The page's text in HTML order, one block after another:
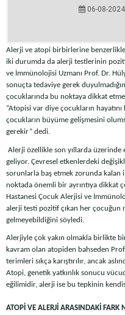
06-08-2024
Alerji ve atopi birbirlerine
iki durumda da alerji testlerinin
ve İmmünolojisi Uzmanı Prof. Dr.
sonuçta tedaviye gerek
çocuklarında bu noktaya dikkat
“Atopisi var diye çocukların hayatını
çocukların büyüme gelişmesini
gerekir” dedi.
Alerji özellikle son yıllarda üzerinde
geliyor. Çevresel etkenlerdeki
sorunlarla baş etmek zorunda kalan
noktada önemli bir ayrıntıya dikkat
Hastanesi Çocuk Alerjisi ve
alerji testi pozitif çıkan her çocuğun
gelmeyebildiğini söyledi.
Alerjiyle çok yakın olmakla birlikte
kavram olan atopiden bahseden
terimleri sıkça karıştırılır, ancak
Atopi, genetik yatkınlık sonucu
eğilimidir, alerji ise bu tepkinin
ATOPİ VE ALERJİ ARASINDAKİ FARK